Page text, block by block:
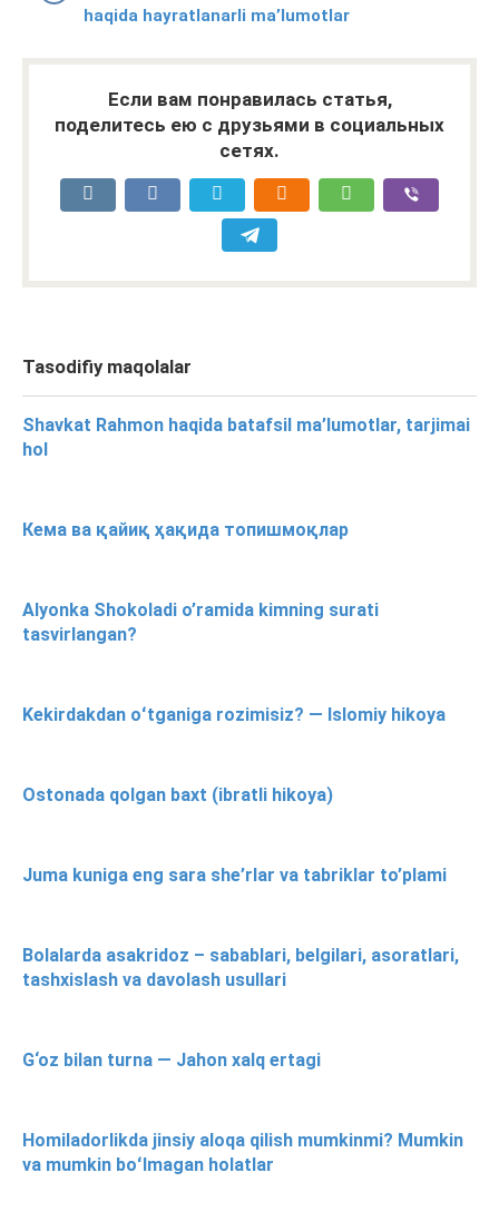
haqida hayratlanarli ma’lumotlar
Если вам понравилась статья,
поделитесь ею с друзьями в социальных
сетях.
Tasodifiy maqolalar
Shavkat Rahmon haqida batafsil ma’lumotlar, tarjimai
hol
Кема ва қайиқ ҳақида топишмоқлар
Alyonka Shokoladi o’ramida kimning surati
tasvirlangan?
Kekirdakdan oʻtganiga rozimisiz? — Islomiy hikoya
Ostonada qolgan baxt (ibratli hikoya)
Juma kuniga eng sara she’rlar va tabriklar to’plami
Bolalarda asakridoz – sabablari, belgilari, asoratlari,
tashxislash va davolash usullari
G‘oz bilan turna — Jahon xalq ertagi
Homiladorlikda jinsiy aloqa qilish mumkinmi? Mumkin
va mumkin boʻlmagan holatlar